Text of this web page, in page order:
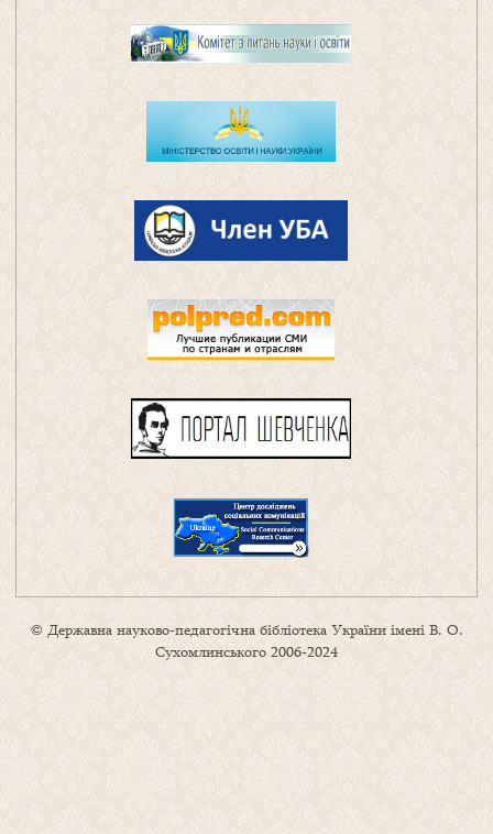
© Державна науково-педагогічна бібліотека України імені В. О.
Сухомлинського 2006-2024